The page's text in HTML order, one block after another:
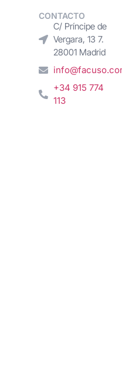
CONTACTO
C/ Príncipe de
Vergara, 13 7.
28001 Madrid
+34 915 774
113